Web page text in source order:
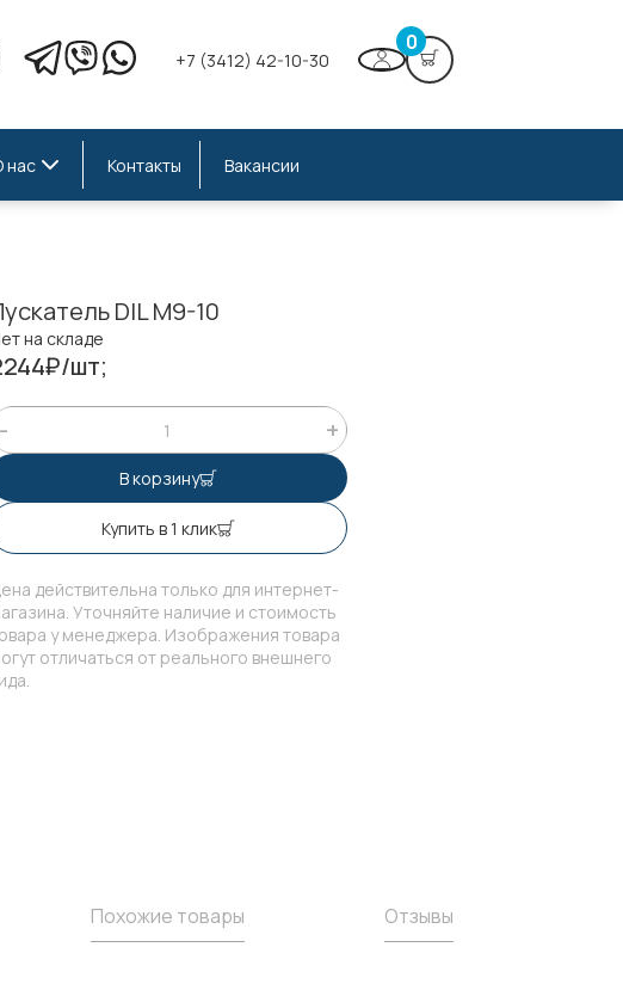
+7 (3412) 42-10-30
0
нас Контакты Вакансии
DIL M9-10
на складе
шт;
В корзину
Купить в 1 клик
действительна только для интернет-
Уточняйте наличие и стоимость
у менеджера. Изображения товара
отличаться от реального внешнего
Похожие товары Отзывы